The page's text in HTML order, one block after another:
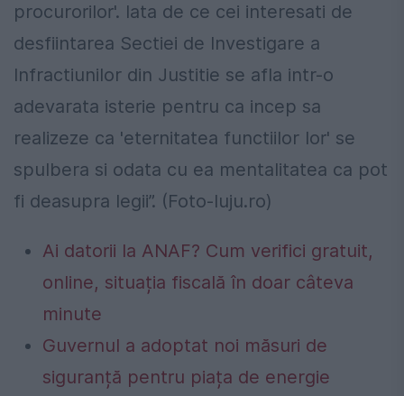
procurorilor'. Iata de ce cei interesati de
desfiintarea Sectiei de Investigare a
Infractiunilor din Justitie se afla intr-o
adevarata isterie pentru ca incep sa
realizeze ca 'eternitatea functiilor lor' se
spulbera si odata cu ea mentalitatea ca pot
fi deasupra legii”. (Foto-luju.ro)
Ai datorii la ANAF? Cum verifici gratuit,
online, situația fiscală în doar câteva
minute
Guvernul a adoptat noi măsuri de
siguranță pentru piața de energie